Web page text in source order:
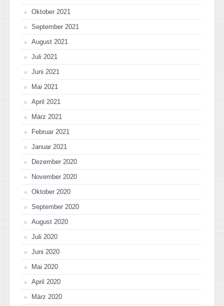
Oktober 2021
September 2021
August 2021
Juli 2021
Juni 2021
Mai 2021
April 2021
März 2021
Februar 2021
Januar 2021
Dezember 2020
November 2020
Oktober 2020
September 2020
August 2020
Juli 2020
Juni 2020
Mai 2020
April 2020
März 2020